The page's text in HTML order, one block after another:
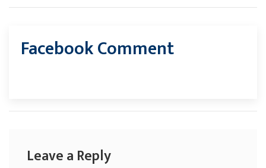
Facebook Comment
Leave a Reply